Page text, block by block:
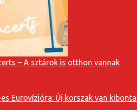
– A sztárok is otthon vannak
Eurovízióra: Új korszak van